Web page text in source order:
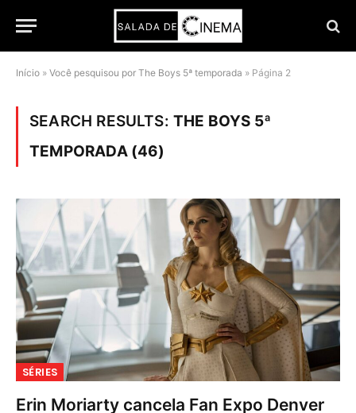
Início » Você pesquisou por The Boys 5ª temporada » Página 2
SEARCH RESULTS:THE BOYS 5ª
TEMPORADA (46)
SÉRIES
Erin Moriarty cancela Fan Expo Denver